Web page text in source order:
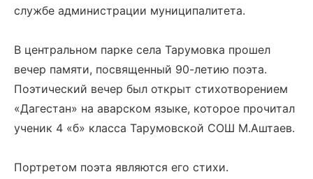
службе администрации муниципалитета.
В центральном парке села Тарумовка прошел
вечер памяти, посвященный 90-летию поэта.
Поэтический вечер был открыт стихотворением
«Дагестан» на аварском языке, которое прочитал
ученик 4 «б» класса Тарумовской СОШ М.Аштаев.
Портретом поэта являются его стихи.